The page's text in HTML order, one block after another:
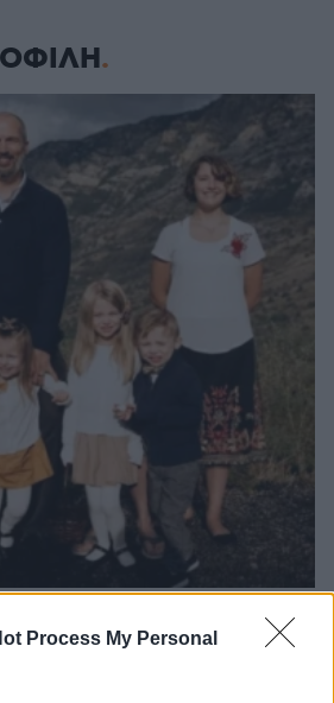
Process My Personal
μικρή ίωση»: Το τελευταίο
στον πρώην σύζυγό της πριν